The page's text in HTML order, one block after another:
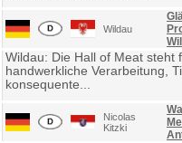
Wildau
Wildau: Die Hall of Meat steht
handwerkliche Verarbeitung,
konsequente...
Nicolas
Kitzki